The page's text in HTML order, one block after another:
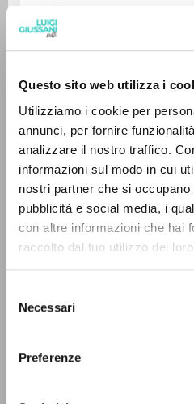
Questo sito web utilizza i
Utilizziamo i cookie per
annunci, per fornire
analizzare il nostro traffico.
informazioni sul modo in cui
nostri partner che si occupano
pubblicità e social media, i
con altre informazioni che hai
raccolto dal tuo utilizzo dei
delNecessari
Preferenze
Farina RenatoIntervista
Giussani LuigiAutore
Spagnolo
CL-Litterae Communionis
1994
0
RISULTATI